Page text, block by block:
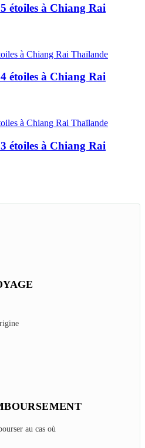
étoiles à Chiang Rai
étoiles à Chiang Rai
étoiles à Chiang Rai
au cas où